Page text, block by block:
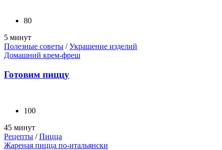
80
5 минут
Полезные советы /Украшение изделий
Домашний крем-фреш
Готовим пиццу
100
45 минут
Рецепты /Пицца
Жареная пицца по-итальянски